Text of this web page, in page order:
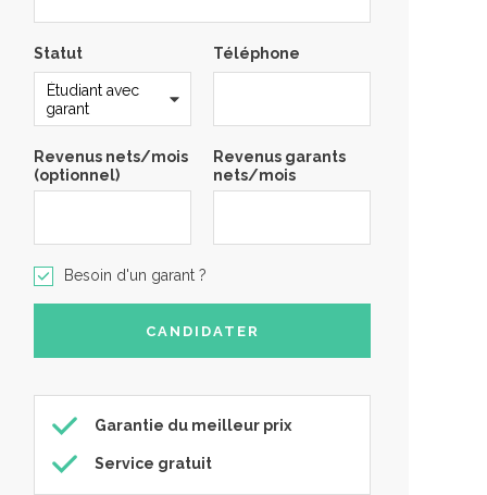
Statut Téléphone
Revenus nets/mois
(optionnel)
Revenus garants
nets/mois
Besoin d'un garant ?
Garantie du meilleur prix
Service gratuit